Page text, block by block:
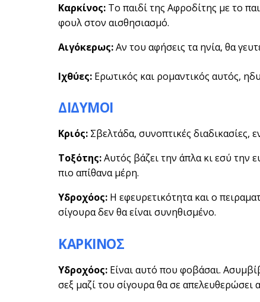
Καρκίνος: Το παιδί της Αφροδίτης με το
φουλ στον αισθησιασμό.
Αιγόκερως:Αν του αφήσεις τα ηνία, θα
Ιχθύες: Ερωτικός και ρομαντικός αυτός,
ΔΙΔΥΜΟΙ
Κριός: Σβελτάδα, συνοπτικές διαδικασίες,
Τοξότης:Αυτός βάζει την άπλα κι εσύ την
πιο απίθανα μέρη.
Υδροχόος: Η εφευρετικότητα και ο
σίγουρα δεν θα είναι συνηθισμένο.
ΚΑΡΚΙΝΟΣ
Υδροχόος: Είναι αυτό που φοβάσαι.
σεξ μαζί του σίγουρα θα σε απελευθερώσει